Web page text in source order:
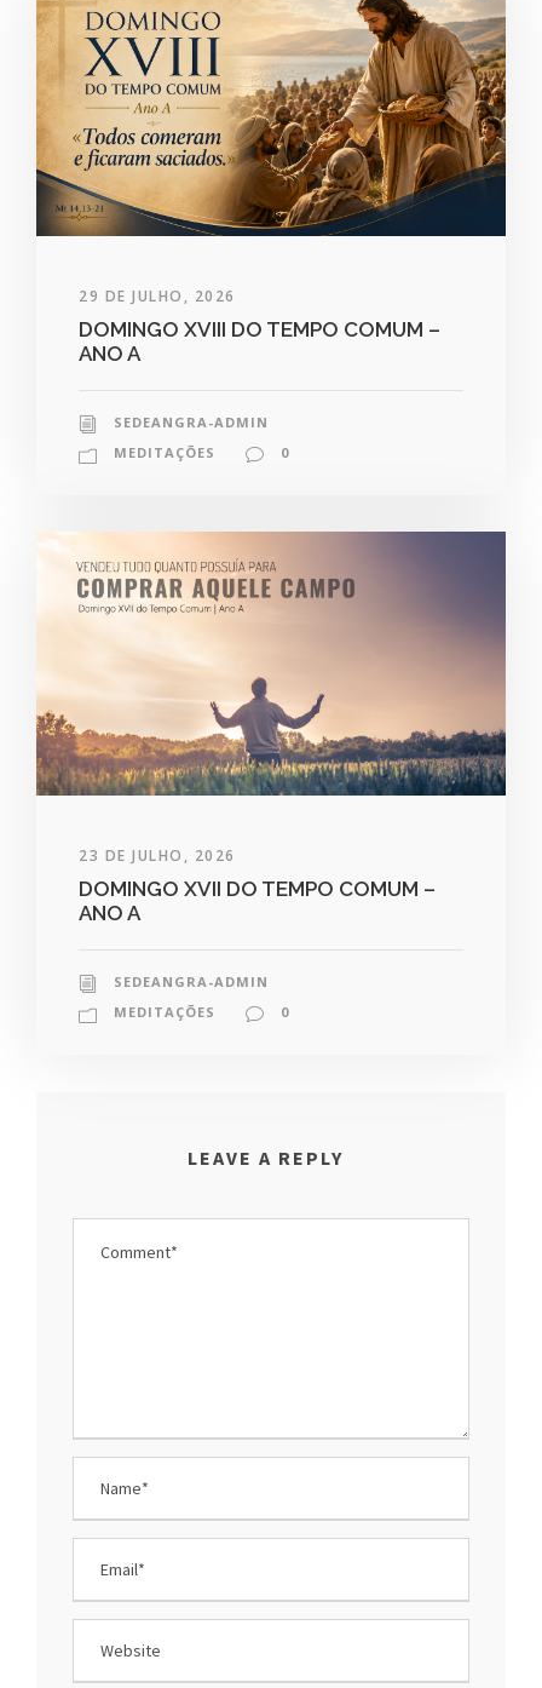
29 DE JULHO, 2026
DOMINGO XVIII DO TEMPO COMUM –
ANO A
SEDEANGRA-ADMIN
MEDITAÇÕES
0
23 DE JULHO, 2026
DOMINGO XVII DO TEMPO COMUM –
ANO A
SEDEANGRA-ADMIN
MEDITAÇÕES
0
LEAVE A REPLY